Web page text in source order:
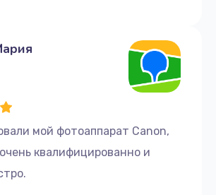
мой фотоаппарат Canon,
квалифицированно и